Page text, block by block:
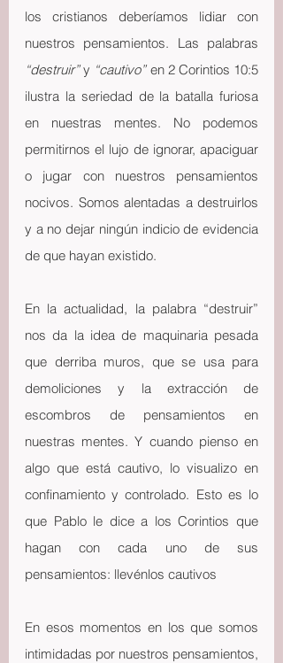
los cristianos deberíamos lidiar con
“destruir” y “cautivo” en 2 Corintios 10:5
ilustra la seriedad de la batalla furiosa
en nuestras mentes. No podemos
permitirnos el lujo de ignorar, apaciguar
o jugar con nuestros pensamientos
nocivos. Somos alentadas a destruirlos
y a no dejar ningún indicio de evidencia
de que hayan existido.
En la actualidad, la palabra “destruir”
nos da la idea de maquinaria pesada
que derriba muros, que se usa para
demoliciones y la extracción de
escombros de pensamientos en
nuestras mentes. Y cuando pienso en
algo que está cautivo, lo visualizo en
confinamiento y controlado. Esto es lo
que Pablo le dice a los Corintios que
hagan con cada uno de sus
pensamientos: llevénlos cautivos
En esos momentos en los que somos
intimidadas por nuestros pensamientos,